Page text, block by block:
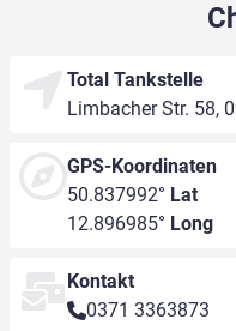
Total Tankstelle
Limbacher Str. 58,
GPS-Koordinaten
50.837992° Lat
12.896985° Long
Kontakt
0371 3363873